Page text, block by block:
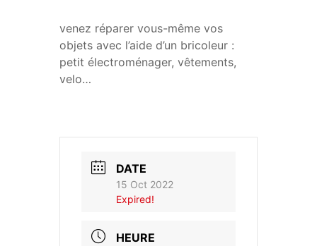
venez réparer vous-même vos
objets avec l’aide d’un bricoleur :
petit électroménager, vêtements,
velo…
DATE
15 Oct 2022
Expired!
HEURE